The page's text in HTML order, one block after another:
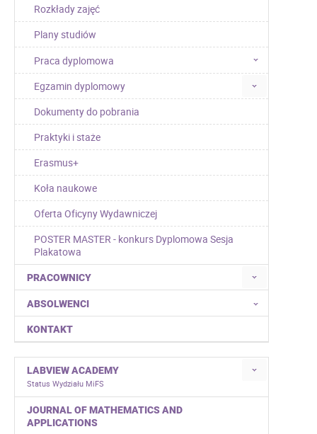
Rozkłady zajęć
Plany studiów
Praca dyplomowa
Egzamin dyplomowy
Dokumenty do pobrania
Praktyki i staże
Erasmus+
Koła naukowe
Oferta Oficyny Wydawniczej
POSTER MASTER - konkurs Dyplomowa Sesja
Plakatowa
PRACOWNICY
ABSOLWENCI
KONTAKT
LABVIEW ACADEMY
Status Wydziału MiFS
JOURNAL OF MATHEMATICS AND
APPLICATIONS